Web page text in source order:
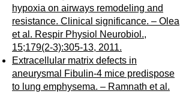
hypoxia on airways remodeling and
resistance. Clinical significance. – Olea
et al. Respir Physiol Neurobiol.,
15;179(2-3):305-13, 2011.
Extracellular matrix defects in
aneurysmal Fibulin-4 mice predispose
to lung emphysema. – Ramnath et al.